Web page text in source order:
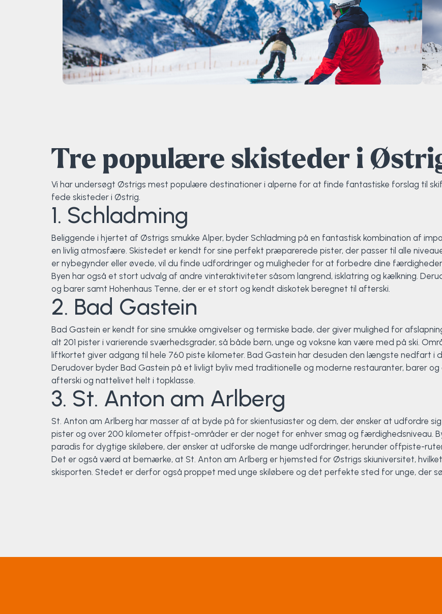
Tre populære skisteder i
Vi har undersøgt Østrigs mest populære destinationer i alperne for at finde fantastiske forslag til
fede skisteder i Østrig.
1. Schladming
Beliggende i hjertet af Østrigs smukke Alper, byder Schladming på en fantastisk kombination af
en livlig atmosfære. Skistedet er kendt for sine perfekt præparerede pister, der passer til alle
er nybegynder eller øvede, vil du finde udfordringer og muligheder for at forbedre dine færdigheder
Byen har også et stort udvalg af andre vinteraktiviteter såsom langrend, isklatring og kælkning.
og barer samt Hohenhaus Tenne, der er et stort og kendt diskotek beregnet til afterski.
2. Bad Gastein
Bad Gastein er kendt for sine smukke omgivelser og termiske bade, der giver mulighed for
alt 201 pister i varierende sværhedsgrader, så både børn, unge og voksne kan være med på ski.
liftkortet giver adgang til hele 760 piste kilometer. Bad Gastein har desuden den længste nedfart i
Derudover byder Bad Gastein på et livligt byliv med traditionelle og moderne restauranter, barer
afterski og nattelivet helt i topklasse.
3. St. Anton am Arlberg
St. Anton am Arlberg har masser af at byde på for skientusiaster og dem, der ønsker at udfordre
pister og over 200 kilometer offpist-områder er der noget for enhver smag og færdighedsniveau.
paradis for dygtige skiløbere, der ønsker at udforske de mange udfordringer, herunder offpiste-
Det er også værd at bemærke, at St. Anton am Arlberg er hjemsted for Østrigs skiuniversitet,
skisporten. Stedet er derfor også proppet med unge skiløbere og det perfekte sted for unge, der